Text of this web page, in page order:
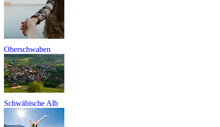
Oberschwaben
Schwäbische Alb